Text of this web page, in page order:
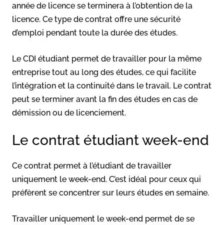
année de licence se terminera à l’obtention de la
licence. Ce type de contrat offre une sécurité
d’emploi pendant toute la durée des études.
Le CDI étudiant permet de travailler pour la même
entreprise tout au long des études, ce qui facilite
l’intégration et la continuité dans le travail. Le contrat
peut se terminer avant la fin des études en cas de
démission ou de licenciement.
Le contrat étudiant week-end
Ce contrat permet à l’étudiant de travailler
uniquement le week-end. C’est idéal pour ceux qui
préfèrent se concentrer sur leurs études en semaine.
Travailler uniquement le week-end permet de se